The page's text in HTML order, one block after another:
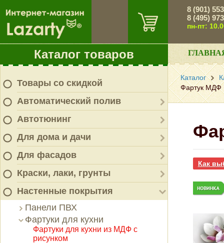
Каталог товаров
Товары со скидкой
Автоматический полив
Автотюнинг
Для дома и дачи
Для фасадов
Краски, лаки, грунты
Настенные покрытия
Панели ПВХ
Фартуки для кухни
Фартуки для кухни из МДФ с
рисунком
8 (901)
8 (495)
пн-пт:
Каталог
Фартук МДФ
Как